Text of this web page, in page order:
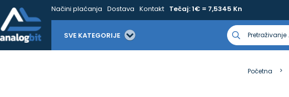
Načini plaćanja Dostava Kontakt Tečaj: 1€ = 7,5345 Kn
SVE KATEGORIJE
Početna